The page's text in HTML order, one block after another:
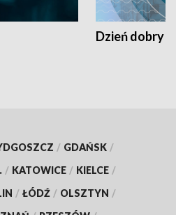
Dzień dobry
/ GDAŃSK /
/ KATOWICE / KIELCE /
/ ŁÓDŹ / OLSZTYN /